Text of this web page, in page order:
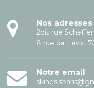
Nos adresses
2bis rue
8 rue de Lévis,
Notre email